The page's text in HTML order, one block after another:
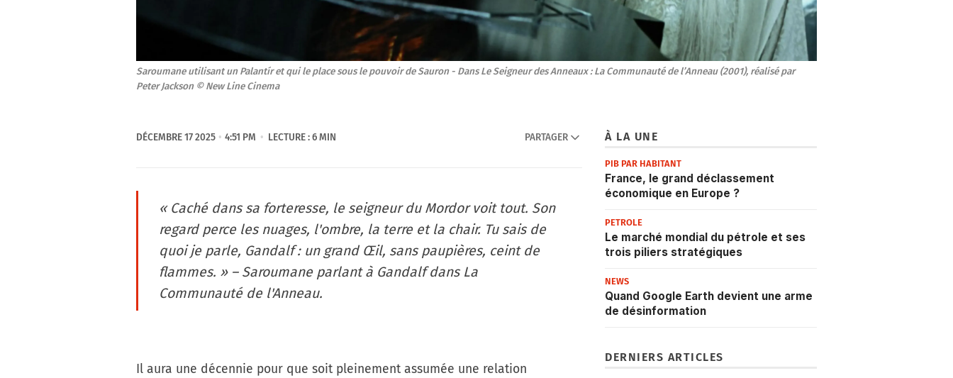
Saroumane utilisant un Palantír et qui le place sous le pouvoir de Sauron - Dans Le Seigneur des Anneaux : La Communauté de l’Anneau (2001), réalisé par
Peter Jackson © New Line Cinema
DÉCEMBRE 17 2025 4:51 PM LECTURE : 6 MIN PARTAGER
« Caché dans sa forteresse, le seigneur du Mordor voit tout. Son
regard perce les nuages, l'ombre, la terre et la chair. Tu sais de
quoi je parle, Gandalf : un grand Œil, sans paupières, ceint de
flammes. » – Saroumane parlant à Gandalf dans La
Communauté de l'Anneau.
Il aura une décennie pour que soit pleinement assumée une relation
À LA UNE
PIB PAR HABITANT
France, le grand déclassement
économique en Europe ?
PETROLE
Le marché mondial du pétrole et ses
trois piliers stratégiques
NEWS
Quand Google Earth devient une arme
de désinformation
DERNIERS ARTICLES